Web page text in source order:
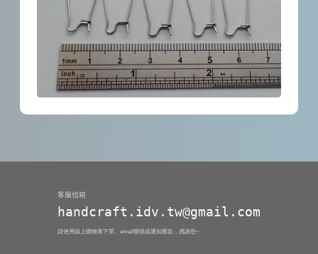
客服信箱
handcraft.idv.tw@gmail.com
請使用線上購物車下單、email聯係或通知匯款，感謝您~